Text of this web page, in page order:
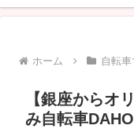
ホーム 自転
【銀座からオ
み自転車